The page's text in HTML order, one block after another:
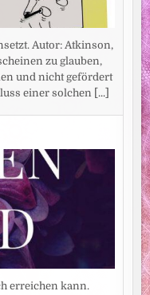
Autor: Atkinson,
zu glauben,
und nicht gefördert
einer solchen [...]
erreichen kann.